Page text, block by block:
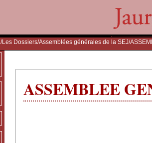
/Les Dossiers/Assemblées générales de la SEJ/
ASSEMBLEE